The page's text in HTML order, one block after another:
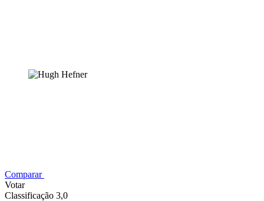
Comparar
Votar
Classificação 3,0